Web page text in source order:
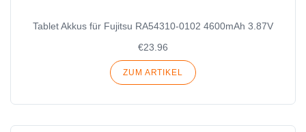
Tablet Akkus für Fujitsu RA54310-0102 4600mAh 3.87V
€23.96
ZUM ARTIKEL